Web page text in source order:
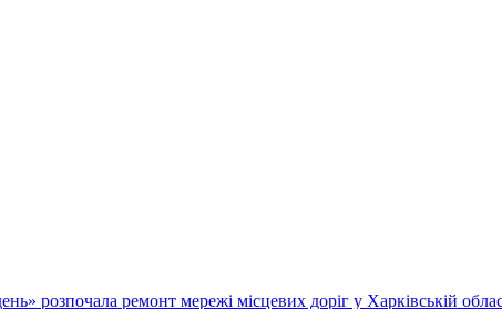
розпочала ремонт мережі місцевих доріг у Харківській